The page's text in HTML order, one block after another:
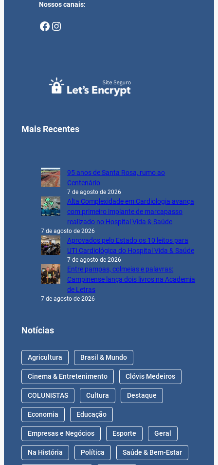
Nossos canais:
Facebook Instagram
Mais Recentes
95 anos de Santa Rosa, rumo ao
Centenário
7 de agosto de 2026
Alta Complexidade em Cardiologia avança
com primeiro implante de marcapasso
realizado no Hospital Vida & Saúde
7 de agosto de 2026
Aprovados pelo Estado os 10 leitos para
UTI Cardiológica do Hospital Vida & Saúde
7 de agosto de 2026
Entre pampas, colmeias e palavras:
Campinense lança dois livros na Academia
de Letras
7 de agosto de 2026
Notícias
Agricultura Brasil & Mundo
Cinema & Entretenimento Clóvis Medeiros
COLUNISTAS Cultura Destaque
Economia Educação
Empresas e Negócios Esporte Geral
Na História Política Saúde & Bem-Estar